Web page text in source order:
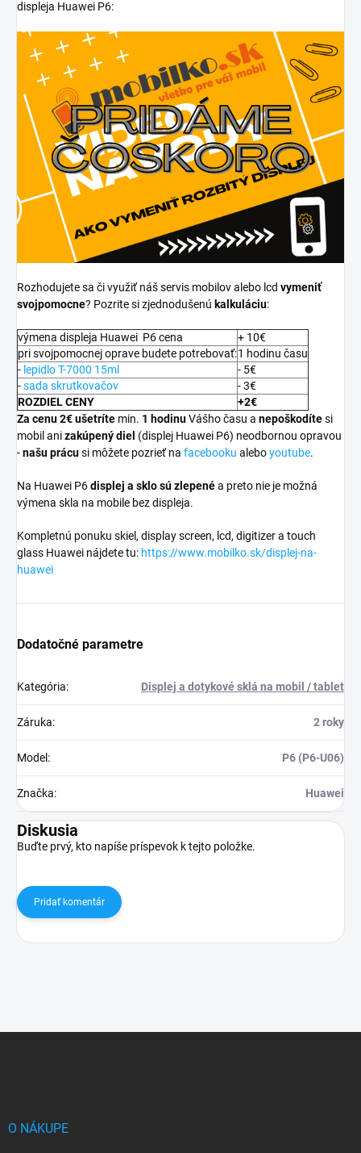
displeja Huawei P6:
Rozhodujete sa či využiť náš servis mobilov alebo lcd vymeniť
svojpomocne? Pozrite si zjednodušenú kalkuláciu:
výmena displeja Huawei P6 cena
+ 10€
pri svojpomocnej oprave budete potrebovať:1 hodinu času
- lepidlo T-7000 15ml
- 5€
-sada skrutkovačov
- 3€
ROZDIEL CENY
+2€
Za cenu 2€ ušetríte min. 1 hodinuVášho času a nepoškodítesi
mobil anizakúpený diel (displej Huawei P6) neodbornou opravou
-našu prácusi môžete pozrieť na facebooku aleboyoutube.
Na Huawei P6displej a sklo sú zlepenéa preto nie je možná
výmena skla na mobile bez displeja.
Kompletnú ponuku skiel, display screen, lcd, digitizer a touch
glass Huawei nájdete tu: https://www.mobilko.sk/displej-na-
huawei
Dodatočné parametre
Kategória: Displej a dotykové sklá na mobil / tablet
Záruka: 2 roky
Model : P6 (P6-U06)
Značka: Huawei
Diskusia
Buďte prvý, kto napíše príspevok k tejto položke.
Pridať komentár
O NÁKUPE